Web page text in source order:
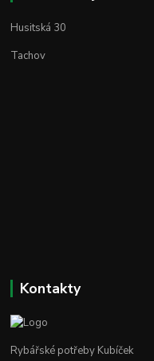
Husitská 30
Tachov
Kontakty
Rybářské potřeby Kubíček